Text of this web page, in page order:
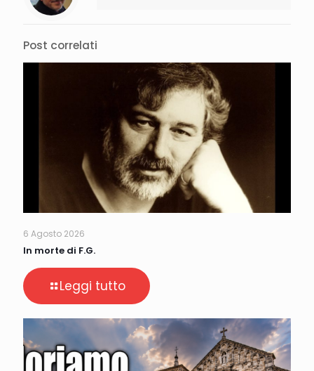
Post correlati
6 Agosto 2026
In morte di F.G.
Leggi tutto